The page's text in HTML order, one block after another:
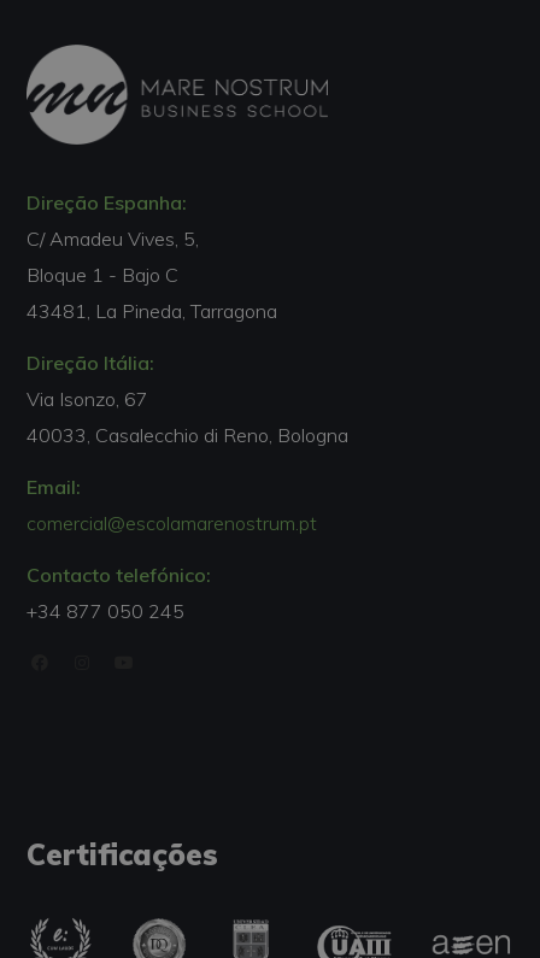
Direção Espanha:
C/ Amadeu Vives, 5,
Bloque 1 - Bajo C
43481, La Pineda, Tarragona
Direção Itália:
Via Isonzo, 67
40033, Casalecchio di Reno, Bologna
Email:
comercial@escolamarenostrum.pt
Contacto telefónico:
+34 877 050 245
Certificações